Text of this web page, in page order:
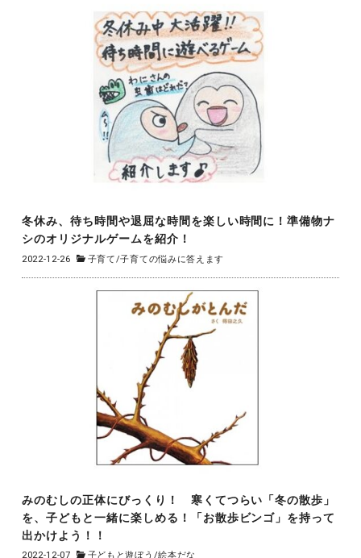
冬休み、待ち時間や退屈な時間を楽しい時間に！準備物ナ
シのオリジナルゲームを紹介！
2022-12-26 子育て/子育ての悩みに答えます
みのむしの正体にびっくり！ 寒くてつらい「冬の散歩」
を、子どもと一緒に楽しめる！「お散歩ビンゴ」を持って
出かけよう！！
2022-12-07 子どもと遊ぼう /絵本だな